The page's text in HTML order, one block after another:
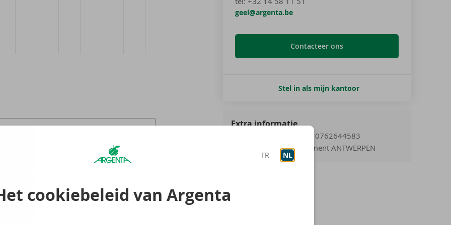
FR NL
cookiebeleid van Argenta
geel@argenta.be
Contacteer ons
Stel in als mijn kantoor
Extra informatie
Ondernemingsnummer 0762644583
Gerechtelijk arrondissement ANTWERPEN